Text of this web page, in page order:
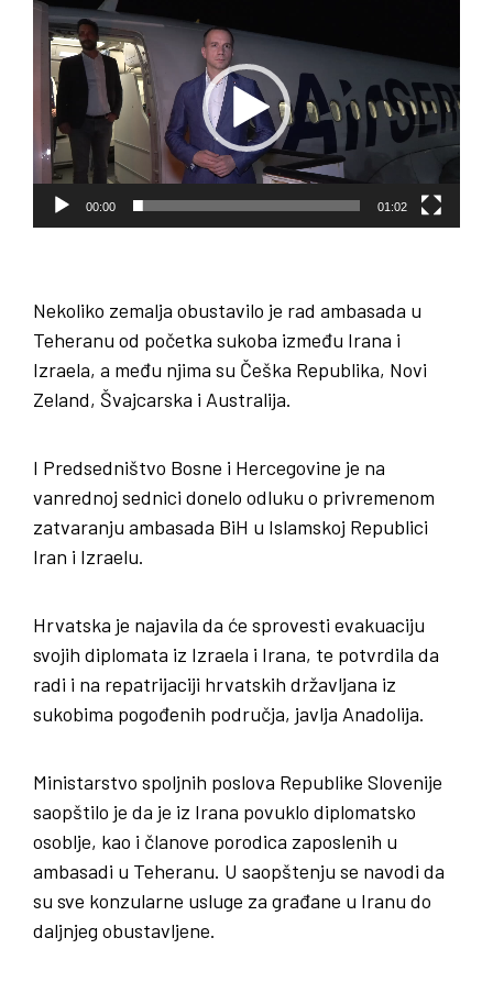
video
zapisa
00:00 01:02
Nekoliko zemalja obustavilo je rad ambasada u
Teheranu od početka sukoba između Irana i
Izraela, a među njima su Češka Republika, Novi
Zeland, Švajcarska i Australija.
I Predsedništvo Bosne i Hercegovine je na
vanrednoj sednici donelo odluku o privremenom
zatvaranju ambasada BiH u Islamskoj Republici
Iran i Izraelu.
Hrvatska je najavila da će sprovesti evakuaciju
svojih diplomata iz Izraela i Irana, te potvrdila da
radi i na repatrijaciji hrvatskih državljana iz
sukobima pogođenih područja, javlja Anadolija.
Ministarstvo spoljnih poslova Republike Slovenije
saopštilo je da je iz Irana povuklo diplomatsko
osoblje, kao i članove porodica zaposlenih u
ambasadi u Teheranu. U saopštenju se navodi da
su sve konzularne usluge za građane u Iranu do
daljnjeg obustavljene.